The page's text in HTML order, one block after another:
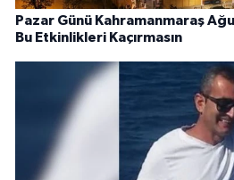
Pazar Günü Kahramanmaraş
Bu Etkinlikleri Kaçırmasın